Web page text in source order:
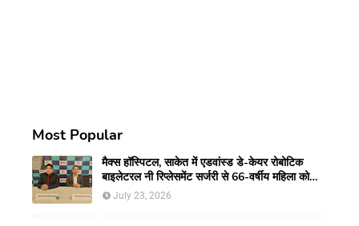
Most Popular
मैक्स हॉस्पिटल, साकेत में एडवांस्ड डे-केयर रोबोटिक
बाइलेटरल नी रिप्लेसमेंट सर्जरी से 66-वर्षीय महिला को
मिली नई गतिशीलता
July 23, 2026